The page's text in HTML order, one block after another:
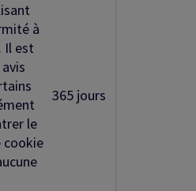
à
Il est
le
cookie
365 jours